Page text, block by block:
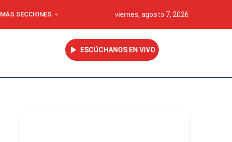
MÁS SECCIONES viernes, agosto 7, 2026
ESCÚCHANOS EN VIVO